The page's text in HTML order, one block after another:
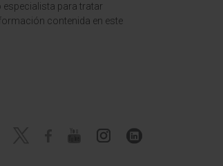
para tratar
contenida en este